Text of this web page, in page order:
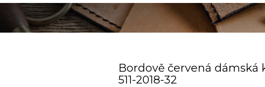
Bordově červená dámská
511­-2018­-32